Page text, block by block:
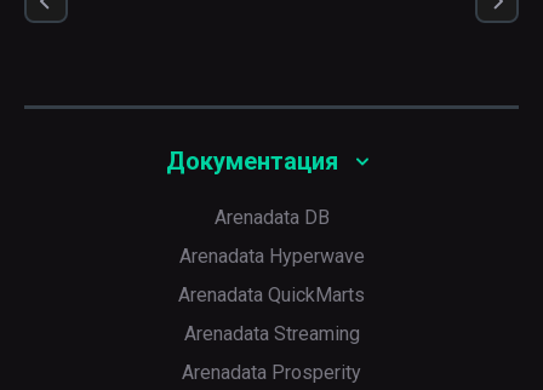
Документация
Arenadata DB
Arenadata Hyperwave
Arenadata QuickMarts
Arenadata Streaming
Arenadata Prosperity